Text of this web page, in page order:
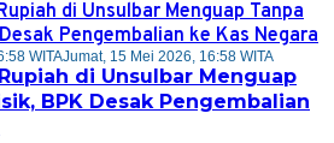
WITAJumat, 15 Mei 2026, 16:58 WITA
di Unsulbar Menguap
BPK Desak Pengembalian